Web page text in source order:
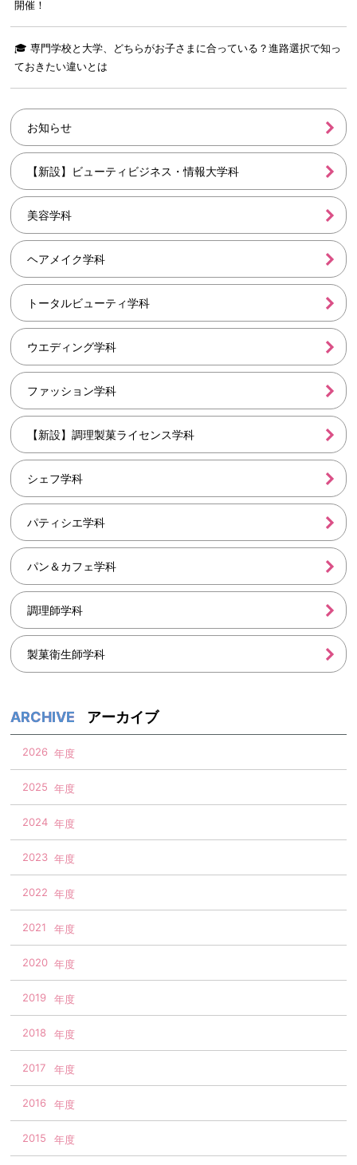
開催！
🎓 専門学校と大学、どちらがお子さまに合っている？進路選択で知っ
ておきたい違いとは
お知らせ
【新設】ビューティビジネス・情報大学科
美容学科
ヘアメイク学科
トータルビューティ学科
ウエディング学科
ファッション学科
【新設】調理製菓ライセンス学科
シェフ学科
パティシエ学科
パン＆カフェ学科
調理師学科
製菓衛生師学科
アーカイブ
2026
2025
2024
2023
2022
2021
2020
2019
2018
2017
2016
2015